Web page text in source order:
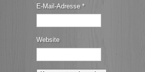
E-Mail-Adresse *
Website